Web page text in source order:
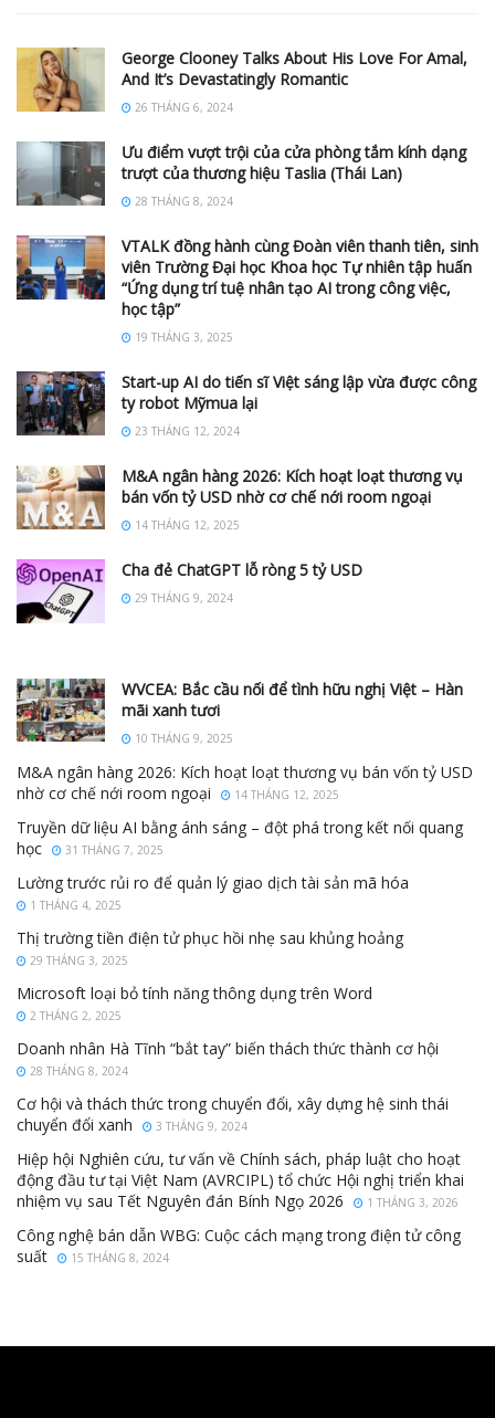
George Clooney Talks About His Love For Amal,
And It’s Devastatingly Romantic
26 THÁNG 6, 2024
Ưu điểm vượt trội của cửa phòng tắm kính dạng
trượt của thương hiệu Taslia (Thái Lan)
28 THÁNG 8, 2024
VTALK đồng hành cùng Đoàn viên thanh tiên, sinh
viên Trường Đại học Khoa học Tự nhiên tập huấn
“Ứng dụng trí tuệ nhân tạo AI trong công việc,
học tập”
19 THÁNG 3, 2025
Start-up AI do tiến sĩ Việt sáng lập vừa được công
ty robot Mỹmua lại
23 THÁNG 12, 2024
M&A ngân hàng 2026: Kích hoạt loạt thương vụ
bán vốn tỷ USD nhờ cơ chế nới room ngoại
14 THÁNG 12, 2025
Cha đẻ ChatGPT lỗ ròng 5 tỷ USD
29 THÁNG 9, 2024
WVCEA: Bắc cầu nối để tình hữu nghị Việt – Hàn
mãi xanh tươi
10 THÁNG 9, 2025
M&A ngân hàng 2026: Kích hoạt loạt thương vụ bán vốn tỷ USD
nhờ cơ chế nới room ngoại
14 THÁNG 12, 2025
Truyền dữ liệu AI bằng ánh sáng – đột phá trong kết nối quang
học
31 THÁNG 7, 2025
Lường trước rủi ro để quản lý giao dịch tài sản mã hóa
1 THÁNG 4, 2025
Thị trường tiền điện tử phục hồi nhẹ sau khủng hoảng
29 THÁNG 3, 2025
Microsoft loại bỏ tính năng thông dụng trên Word
2 THÁNG 2, 2025
Doanh nhân Hà Tĩnh “bắt tay” biến thách thức thành cơ hội
28 THÁNG 8, 2024
Cơ hội và thách thức trong chuyển đổi, xây dựng hệ sinh thái
chuyển đổi xanh
3 THÁNG 9, 2024
Hiệp hội Nghiên cứu, tư vấn về Chính sách, pháp luật cho hoạt
động đầu tư tại Việt Nam (AVRCIPL) tổ chức Hội nghị triển khai
nhiệm vụ sau Tết Nguyên đán Bính Ngọ 2026
1 THÁNG 3, 2026
Công nghệ bán dẫn WBG: Cuộc cách mạng trong điện tử công
suất
15 THÁNG 8, 2024